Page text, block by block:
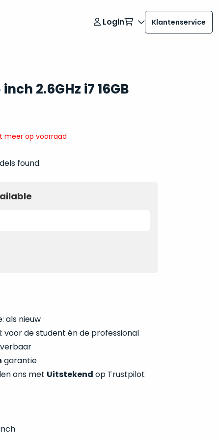
Login Klantenservice
2.6GHz i7 16GB
meer op voorraad
found.
als nieuw
voor de student én de professional
garantie
ons met Uitstekend op Trustpilot